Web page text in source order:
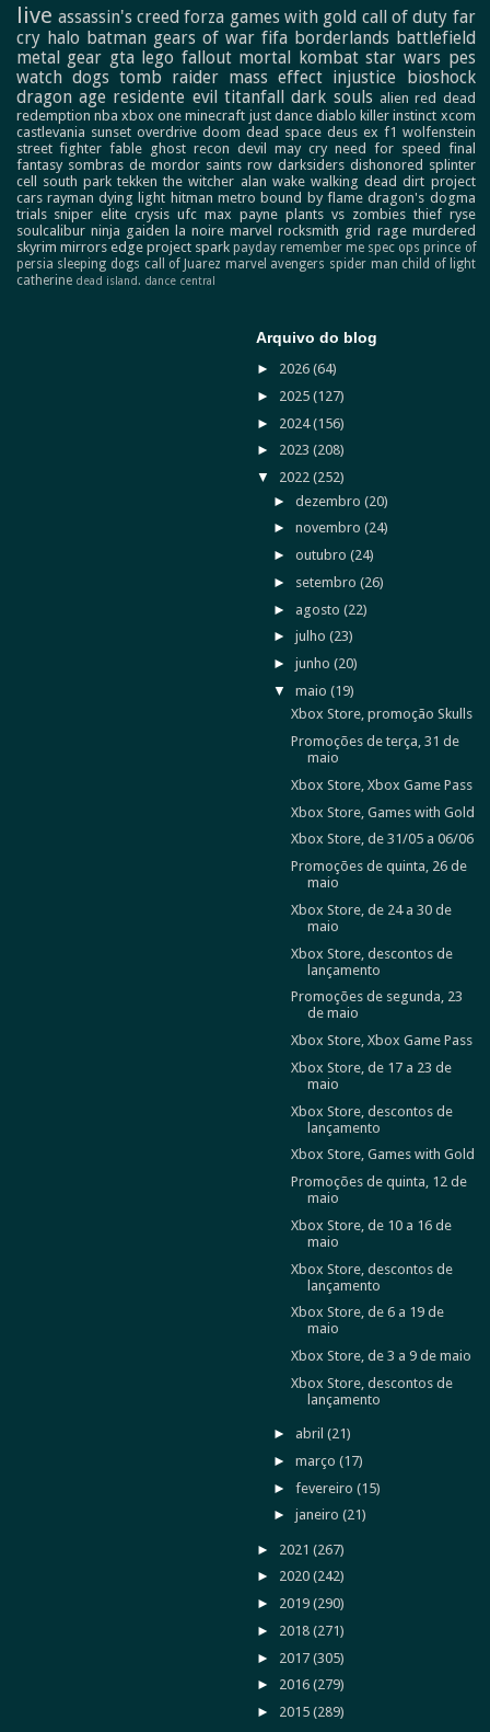
live assassin's creed forza games with gold call of duty far
cry halo batman gears of war fifa borderlands battlefield
metal gear gta lego fallout mortal kombat star wars pes
watch dogs tomb raider mass effect injustice bioshock
dragon age residente evil titanfall dark souls alien red dead
redemption nba xbox one minecraft just dance diablo killer instinct xcom
castlevania sunset overdrive doom dead space deus ex f1 wolfenstein
street fighter fable ghost recon devil may cry need for speed final
fantasy sombras de mordor saints row darksiders dishonored splinter
cell south park tekken the witcher alan wake walking dead dirt project
cars rayman dying light hitman metro bound by flame dragon's dogma
trials sniper elite crysis ufc max payne plants vs zombies thief ryse
soulcalibur ninja gaiden la noire marvel rocksmith grid rage murdered
skyrim mirrors edge project spark payday remember me spec ops prince of
persia sleeping dogs call of Juarez marvel avengers spider man child of light
catherine dead island. dance central
Arquivo do blog
► 2026 (64)
► 2025 (127)
► 2024(156)
► 2023 (208)
▼ 2022 (252)
►dezembro(20)
►novembro(24)
►outubro(24)
► setembro(26)
► agosto(22)
►julho(23)
►junho(20)
▼maio(19)
Xbox Store, promoção Skulls
Promoções de terça, 31 de
maio
Xbox Store, Xbox Game Pass
Xbox Store, Games with Gold
Xbox Store, de 31/05 a 06/06
Promoções de quinta, 26 de
maio
Xbox Store, de 24 a 30 de
maio
Xbox Store, descontos de
lançamento
Promoções de segunda, 23
de maio
Xbox Store, Xbox Game Pass
Xbox Store, de 17 a 23 de
maio
Xbox Store, descontos de
lançamento
Xbox Store, Games with Gold
Promoções de quinta, 12 de
maio
Xbox Store, de 10 a 16 de
maio
Xbox Store, descontos de
lançamento
Xbox Store, de 6 a 19 de
maio
Xbox Store, de 3 a 9 de maio
Xbox Store, descontos de
lançamento
► abril(21)
►março(17)
►fevereiro(15)
►janeiro(21)
► 2021 (267)
► 2020 (242)
► 2019 (290)
► 2018 (271)
► 2017 (305)
► 2016 (279)
► 2015 (289)